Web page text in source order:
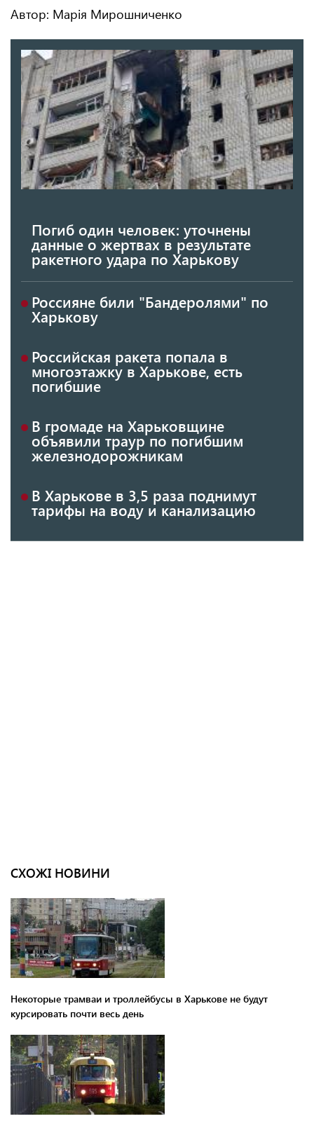
Автор: Марія Мирошниченко
Погиб один человек: уточнены
данные о жертвах в результате
ракетного удара по Харькову
Россияне били "Бандеролями" по
Харькову
Российская ракета попала в
многоэтажку в Харькове, есть
погибшие
В громаде на Харьковщине
объявили траур по погибшим
железнодорожникам
В Харькове в 3,5 раза поднимут
тарифы на воду и канализацию
СХОЖІ НОВИНИ
Некоторые трамваи и троллейбусы в Харькове не будут
курсировать почти весь день